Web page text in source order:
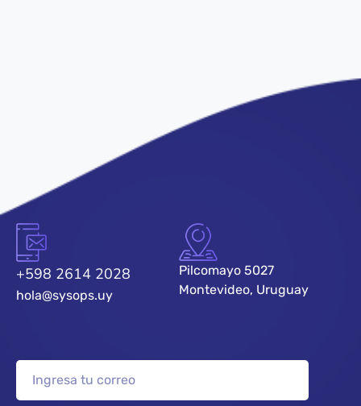
+598 2614 2028
hola@sysops.uy
Pilcomayo 5027
Montevideo, Uruguay